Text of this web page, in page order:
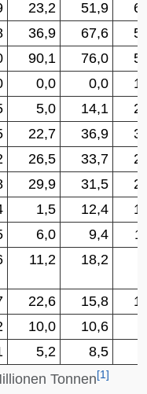
Tonnen [1]
23,2 51,9
36,9 67,6
90,1 76,0
0,0 0,0
5,0 14,1
22,7 36,9
26,5 33,7
29,9 31,5
1,5 12,4
6,0 9,4
11,2 18,2
22,6 15,8
10,0 10,6
5,2 8,5